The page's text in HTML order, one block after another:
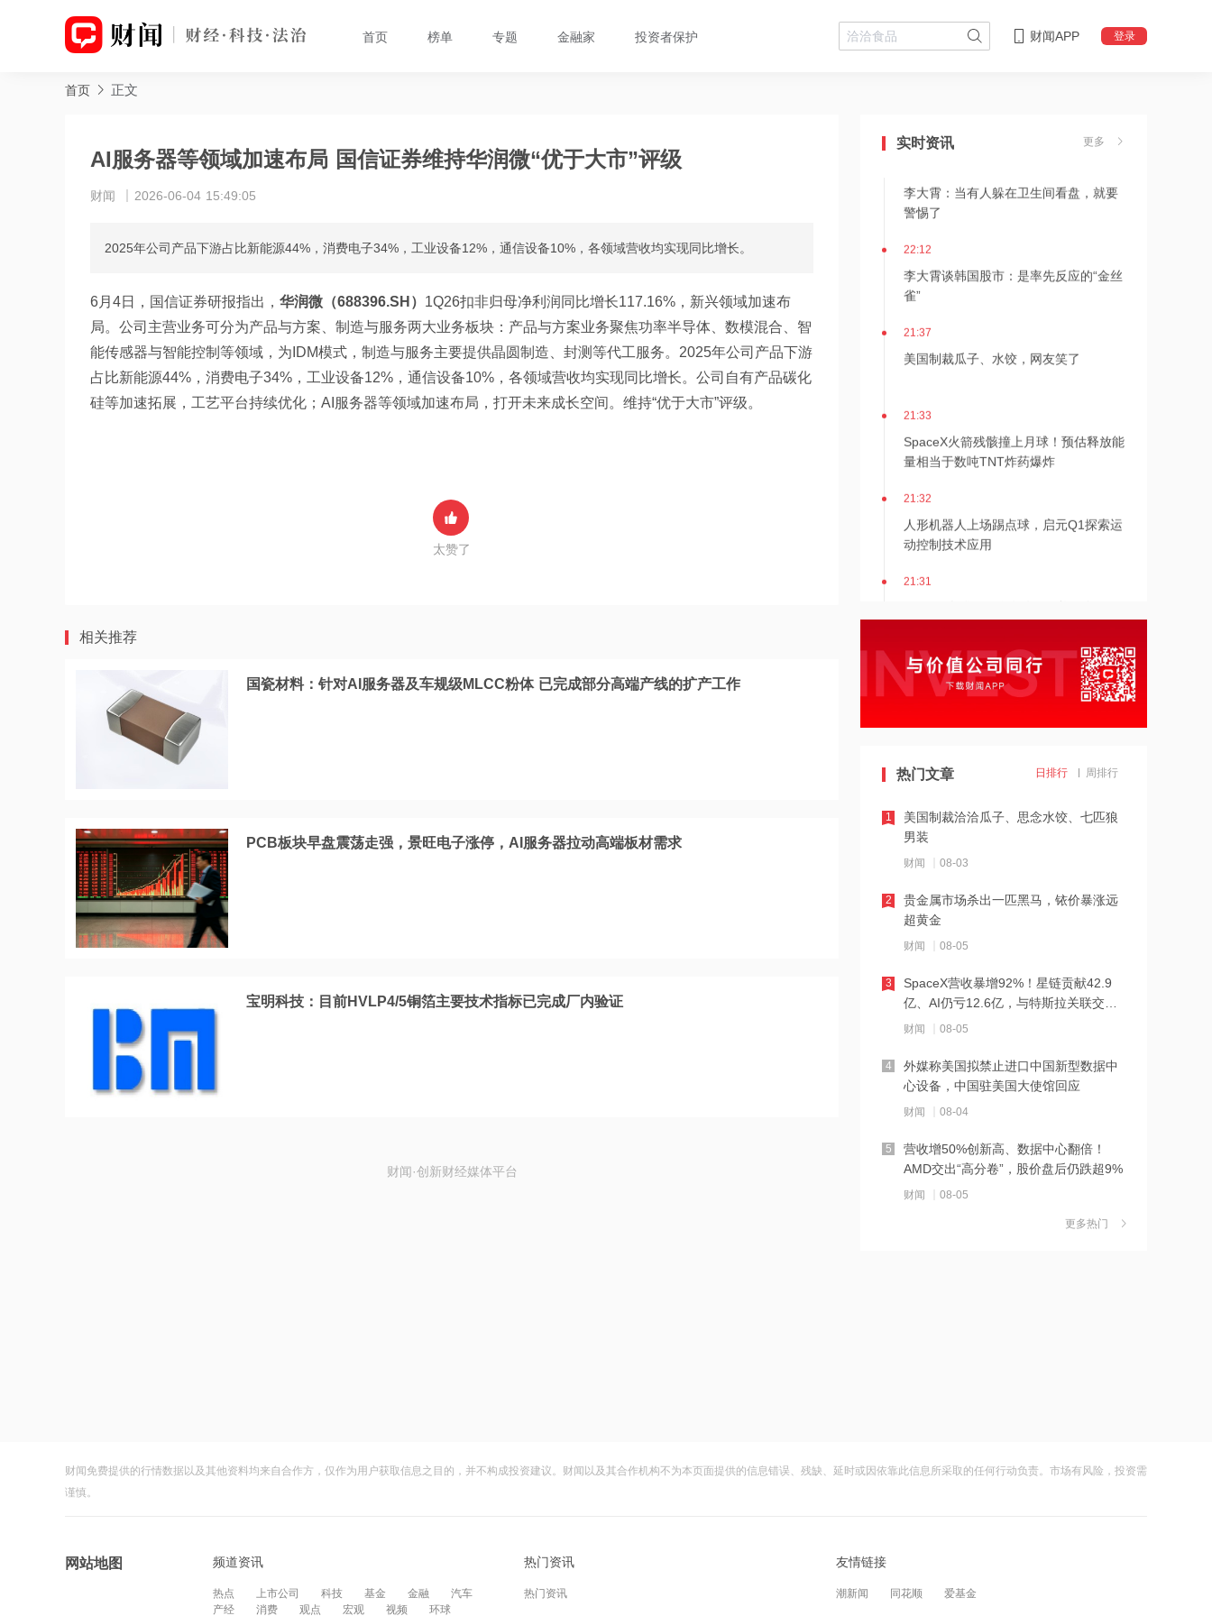
首页 榜单 专题 金融家 投资者保护 财闻APP 登录
首页 正文
AI服务器等领域加速布局 国信证券维持华润微“优于大市”评级
财闻 2026-06-04 15:49:05
2025年公司产品下游占比新能源44%，消费电子34%，工业设备12%，通信设备10%，各领域营收均实现同比增长。
6月4日，国信证券研报指出， 华润微（688396.SH） 1Q26扣非归母净利润同比增长117.16%，新兴领域加速布
局。公司主营业务可分为产品与方案、制造与服务两大业务板块：产品与方案业务聚焦功率半导体、数模混合、智
能传感器与智能控制等领域，为IDM模式，制造与服务主要提供晶圆制造、封测等代工服务。2025年公司产品下游
占比新能源44%，消费电子34%，工业设备12%，通信设备10%，各领域营收均实现同比增长。公司自有产品碳化
硅等加速拓展，工艺平台持续优化；AI服务器等领域加速布局，打开未来成长空间。维持“优于大市”评级。
太赞了
相关推荐
国瓷材料：针对AI服务器及车规级MLCC粉体 已完成部分高端产线的扩产工作
PCB板块早盘震荡走强，景旺电子涨停，AI服务器拉动高端板材需求
宝明科技：目前HVLP4/5铜箔主要技术指标已完成厂内验证
财闻·创新财经媒体平台
实时资讯 更多
李大霄：当有人躲在卫生间看盘，就要
警惕了
22:12
李大霄谈韩国股市：是率先反应的“金丝
雀”
21:37
美国制裁瓜子、水饺，网友笑了
21:33
SpaceX火箭残骸撞上月球！预估释放能
量相当于数吨TNT炸药爆炸
21:32
人形机器人上场踢点球，启元Q1探索运
动控制技术应用
21:31
Mirendil与谷歌云签订超1亿美元合同，
以扩展自改进AI
21:30
依顿电子：拟与一元航天共同组建印制
东吴证券国际首予海清智元“买入”评
21:27
跌！花旗、杰富瑞同日下调闪迪目标价
21:23
净买入4653.21万元
21:18
部署防汛防台风工作
21:17
作价约72.97港元
21:16
作价约57.71港元
国内商品期货开盘原油涨超2%，以军称
热门文章 日排行 周排行
美国制裁洽洽瓜子、思念水饺、七匹狼
男装
财闻 08-03
1
贵金属市场杀出一匹黑马，铱价暴涨远
超黄金
财闻 08-05
2
SpaceX营收暴增92%！星链贡献42.9
亿、AI仍亏12.6亿，与特斯拉关联交易
曝光
财闻 08-05
3
外媒称美国拟禁止进口中国新型数据中
心设备，中国驻美国大使馆回应
财闻 08-04
4
营收增50%创新高、数据中心翻倍！
AMD交出“高分卷”，股价盘后仍跌超9%
财闻 08-05
5
财闻早知道丨道指标普创历史新高
DeepSeek又打赢了价格战
财闻 08-05
更多热门
财闻免费提供的行情数据以及其他资料均来自合作方，仅作为用户获取信息之目的，并不构成投资建议。财闻以及其合作机构不为本页面提供的信息错误、残缺、延时或因依靠此信息所采取的任何行动负责。市场有风险，投资需
谨慎。
网站地图 频道资讯
热点 上市公司 科技 基金 金融
汽车
产经
消费 观点 宏观 视频 环球
热门资讯
热门资讯
友情链接
潮新闻 同花顺 爱基金